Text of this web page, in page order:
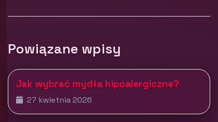
Powiązane wpisy
Jak wybrać mydła hipoalergiczne?
27 kwietnia 2026